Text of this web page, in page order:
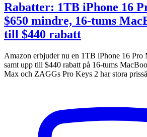
Rabatter: 1TB iPhone 16
$650 mindre, 16-tums
till $440 rabatt
Amazon erbjuder nu en 1TB iPhone 16 Pro
samt upp till $440 rabatt på 16-tums
Max och ZAGGs Pro Keys 2 har stora